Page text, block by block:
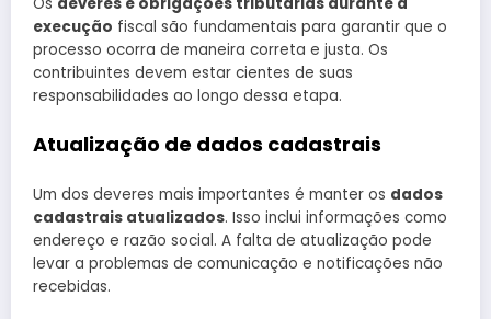
Os deveres e obrigações tributárias durante a
execução fiscal são fundamentais para garantir que o
processo ocorra de maneira correta e justa. Os
contribuintes devem estar cientes de suas
responsabilidades ao longo dessa etapa.
Atualização de dados cadastrais
Um dos deveres mais importantes é manter os dados
cadastrais atualizados. Isso inclui informações como
endereço e razão social. A falta de atualização pode
levar a problemas de comunicação e notificações não
recebidas.